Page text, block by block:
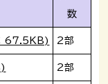
数
67.5KB) 2部
2部